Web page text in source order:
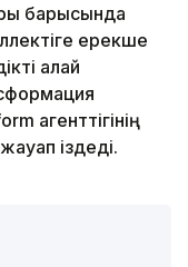
барысында
ерекше
қалай
агенттігінің
іздеді.